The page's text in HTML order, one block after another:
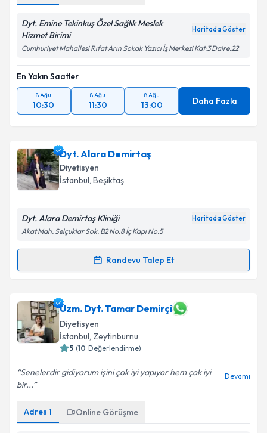
Dyt. Emine Tekinkuş Özel Sağlık Meslek
Hizmet Birimi
Haritada Göster
Cumhuriyet Mahallesi Rıfat Arın Sokak Yazıcı İş Merkezi Kat:3 Daire:22
En Yakın Saatler
8 Ağu
10:30
8 Ağu
11:30
8 Ağu
13:00 Daha Fazla
Dyt. Alara Demirtaş
Diyetisyen
İstanbul, Beşiktaş
Dyt. Alara Demirtaş Kliniği Haritada Göster
Akat Mah. Selçuklar Sok. B2 No:8 İç Kapı No:5
Randevu Talep Et
Randevu Takvimi Talebi
Dyt. Alara Demirtaşiçin randevu takvimi talebi
oluşturun. Size bu uzmandan randevu almanız için bir
takvim hazırlandığında e-posta ile bilgilendireceğiz.
E-posta Adresiniz
Kişisel verilerimin işlenmesine ilişkin
Metni'ni okudum ve kişisel verilerimin belirtilen
Uzm. Dyt. Tamar Demirçi
Diyetisyen
İstanbul, Zeytinburnu
5 (10 Değerlendirme)
Senelerdir gidiyorum işini çok iyi yapıyor hem çok iyi
bir...
Devamı
Adres 1 Online Görüşme